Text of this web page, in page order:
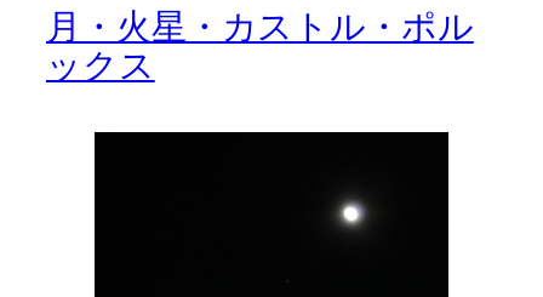
月・火星・カストル・ポル
ックス